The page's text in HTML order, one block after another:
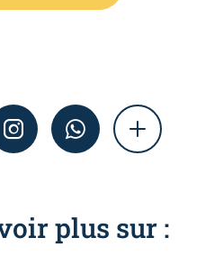
INSTAGRAMWHATSAPPSHOW MORE
plus sur :